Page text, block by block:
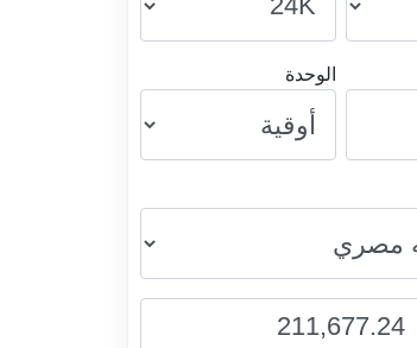
الوحدة
211,677.24